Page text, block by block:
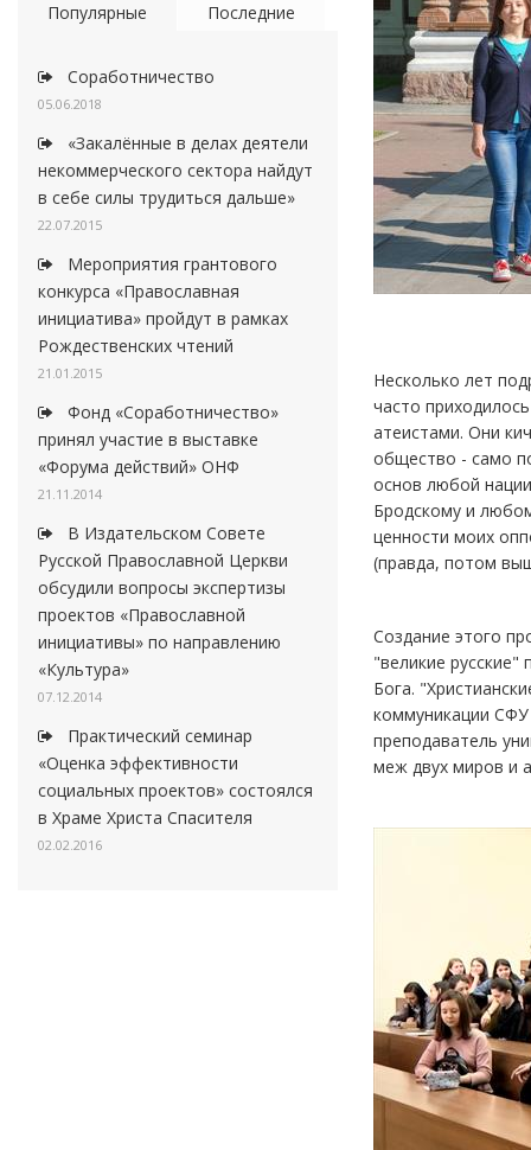
Популярные Последние
Соработничество
05.06.2018
«Закалённые в делах деятели
некоммерческого сектора найдут
в себе силы трудиться дальше»
22.07.2015
Мероприятия грантового
конкурса «Православная
инициатива» пройдут в рамках
Рождественских чтений
21.01.2015
Фонд «Соработничество»
принял участие в выставке
«Форума действий» ОНФ
21.11.2014
В Издательском Совете
Русской Православной Церкви
обсудили вопросы экспертизы
проектов «Православной
инициативы» по направлению
«Культура»
07.12.2014
Практический семинар
«Оценка эффективности
социальных проектов» состоялся
в Храме Христа Спасителя
02.02.2016
Несколько лет
часто
атеистами. Они
общество - само
основ любой
Бродскому и
ценности моих
(правда, потом
Создание этого
"великие
Бога.
коммуникации СФУ
преподаватель
меж двух миров и